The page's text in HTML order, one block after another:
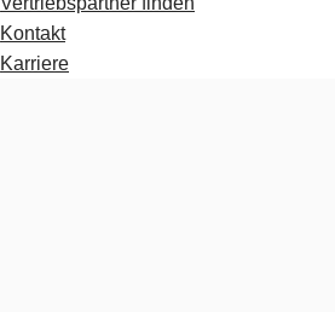
Kontakt
Karriere